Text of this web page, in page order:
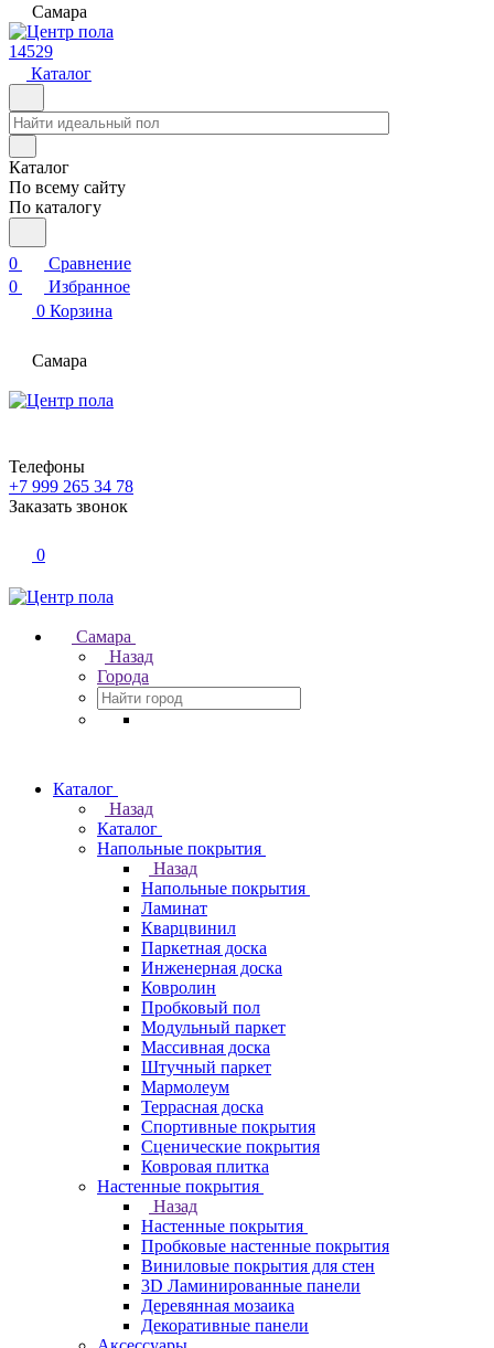
Самара
14529
Каталог
Каталог
По всему сайту
По каталогу
0
Сравнение
0
Избранное
0 Корзина
Самара
Телефоны
+7 999 265 34 78
Заказать звонок
0
Самара
Назад
Города
Каталог
Назад
Каталог
Напольные покрытия
Назад
Напольные покрытия
Ламинат
Кварцвинил
Паркетная доска
Инженерная доска
Ковролин
Пробковый пол
Модульный паркет
Массивная доска
Штучный паркет
Мармолеум
Террасная доска
Спортивные покрытия
Сценические покрытия
Ковровая плитка
Настенные покрытия
Назад
Настенные покрытия
Пробковые настенные покрытия
Виниловые покрытия для стен
3D Ламинированные панели
Деревянная мозаика
Декоративные панели